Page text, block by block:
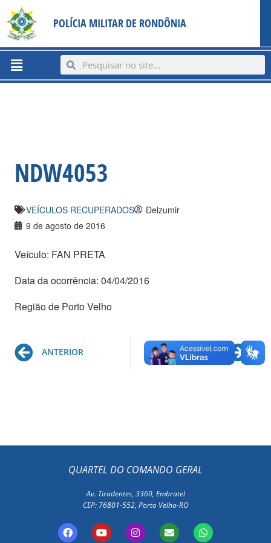
content
para
conteúdo
POLÍCIA MILITAR DE RONDÔNIA
Menu SearchSearch
NDW4053
VEÍCULOS RECUPERADOS
Delzumir
9 de agosto de 2016
Veículo: FAN PRETA
Data da ocorrência: 04/04/2016
Região de Porto Velho
Prev
ANTERIOR PRÓXIMO
QUARTEL DO COMANDO GERAL
Av. Tiradentes, 3360, Embratel
CEP: 76801-552, Porto Velho-RO
F
a
Y
o
I
n
E
n
W
h